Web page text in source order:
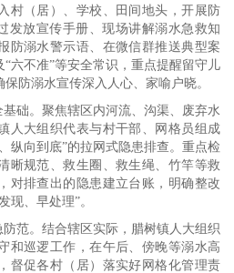
村（居）、学校、田间地头，开展防
发放宣传手册、现场讲解溺水急救知
防溺水警示语、在微信群推送典型案
六不准”等安全常识，重点提醒留守儿
防溺水宣传深入人心、家喻户晓。
础。聚焦辖区内河流、沟渠、废弃水
人大组织代表与村干部、网格员组成
纵向到底”的拉网式隐患排查。重点检
晰规范、救生圈、救生绳、竹竿等救
对排查出的隐患建立台账，明确整改
现、早处理”。
范。结合辖区实际，腊树镇人大组织
和巡逻工作，在午后、傍晚等溺水高
督促各村（居）落实好网格化管理责